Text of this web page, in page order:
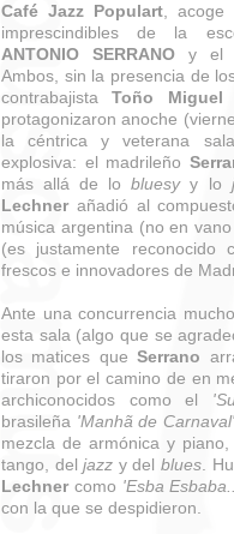
Café Jazz Populart ,
imprescindibles de la
ANTONIO SERRANO y el
Ambos, sin la presencia de
contrabajistaToño Miguel
protagonizaron anoche
la céntrica y veterana
explosiva: el madrileño
más allá de lobluesyy lo
Lechner añadió al
música argentina (no en
(es justamente
frescos e innovadores de
Ante una concurrencia
esta sala (algo que se
los matices queSerrano
tiraron por el camino de en
archiconocidos como el
brasileña 'Manhã de Carnaval'
mezcla de armónica y
tango, deljazz y delblues .
Lechner como 'Esba
con la que se despidieron.